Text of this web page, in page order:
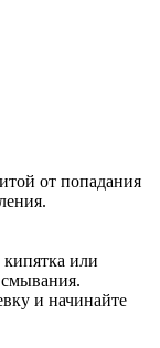
от попадания
или
и начинайте